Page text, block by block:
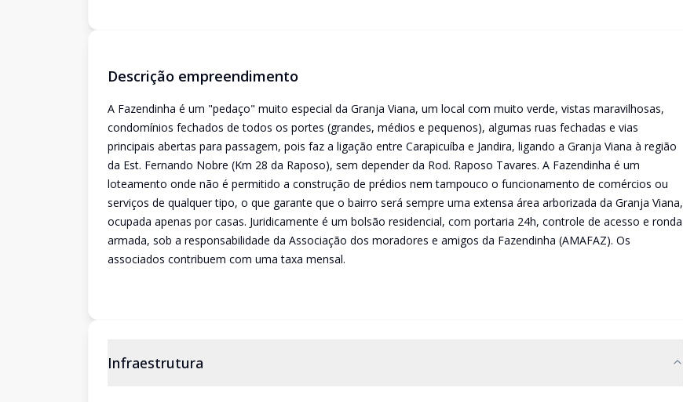
Descrição empreendimento
A Fazendinha é um "pedaço" muito especial da Granja Viana, um local com muito verde, vistas maravilhosas,
condomínios fechados de todos os portes (grandes, médios e pequenos), algumas ruas fechadas e vias
principais abertas para passagem, pois faz a ligação entre Carapicuíba e Jandira, ligando a Granja Viana à região
da Est. Fernando Nobre (Km 28 da Raposo), sem depender da Rod. Raposo Tavares. A Fazendinha é um
loteamento onde não é permitido a construção de prédios nem tampouco o funcionamento de comércios ou
serviços de qualquer tipo, o que garante que o bairro será sempre uma extensa área arborizada da Granja Viana,
ocupada apenas por casas. Juridicamente é um bolsão residencial, com portaria 24h, controle de acesso e ronda
armada, sob a responsabilidade da Associação dos moradores e amigos da Fazendinha (AMAFAZ). Os
associados contribuem com uma taxa mensal.
Infraestrutura